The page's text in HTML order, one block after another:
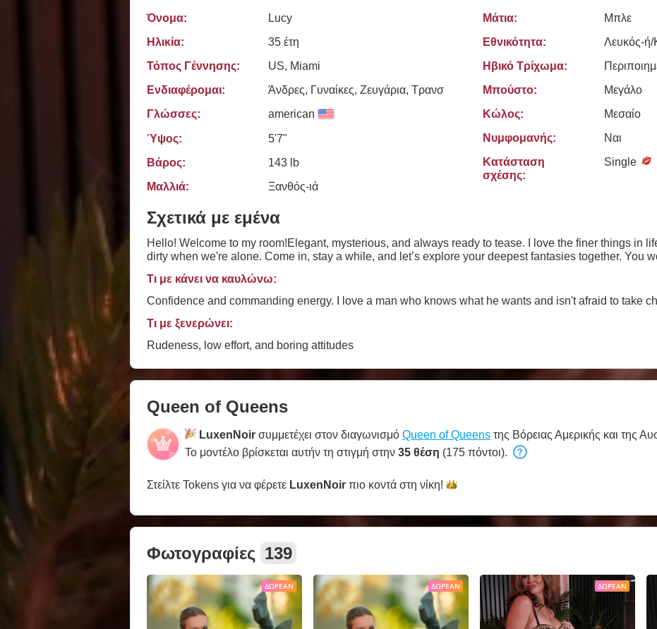
Όνομα:
Lucy
Ηλικία:
35 έτη
Τόπος Γέννησης:
US, Miami
Ενδιαφέρομαι:
Άνδρες, Γυναίκες, Zευγάρια, Τρανσ
Γλώσσες:
american
Ύψος:
5'7"
Βάρος:
143 lb
Μαλλιά:
Ξανθός-ιά
Μάτια:
Μπλε
Εθνικότητα:
Λευκός-ή/
Ηβικό Τρίχωμα:
Μπούστο:
Μεγάλο
Κώλος:
Μεσαίο
Νυμφομανής:
Ναι
Κατάσταση
σχέσης:
Single
Σχετικά με εμένα
Hello! Welcome to my room!Elegant, mysterious, and always ready to tease. I love the finer things in
dirty when we're alone. Come in, stay a while, and let’s explore your deepest fantasies together. You
Τι με κάνει να καυλώνω:
Confidence and commanding energy. I love a man who knows what he wants and isn't afraid to take
Τι με ξενερώνει:
Rudeness, low effort, and boring attitudes
Queen of Queens
LuxenNoir συμμετέχει στον διαγωνισμό Queen of Queens της Βόρειας Αμερικής και της
Το μοντέλο βρίσκεται αυτήν τη στιγμή στην 35 θέση (175 πόντοι).
Στείλτε Tokens για να φέρετε LuxenNoir πιο κοντά στη νίκη!
Φωτογραφίες 139
ΔΩΡΕΆΝ ΔΩΡΕΆΝ ΔΩΡΕΆΝ